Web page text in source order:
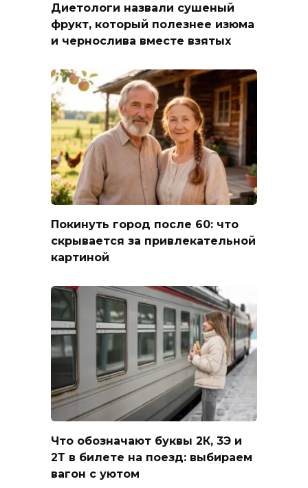
Диетологи назвали сушеный
фрукт, который полезнее изюма
и чернослива вместе взятых
Покинуть город после 60: что
скрывается за привлекательной
картиной
Что обозначают буквы 2К, 3Э и
2Т в билете на поезд: выбираем
вагон с уютом